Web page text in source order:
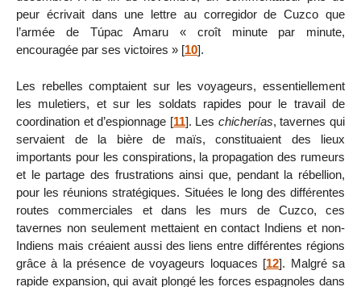
peur écrivait dans une lettre au corregidor de Cuzco que
l’armée de Túpac Amaru « croît minute par minute,
encouragée par ses victoires » [10].
Les rebelles comptaient sur les voyageurs, essentiellement
les muletiers, et sur les soldats rapides pour le travail de
coordination et d’espionnage [11]. Les chicherías, tavernes qui
servaient de la bière de maïs, constituaient des lieux
importants pour les conspirations, la propagation des rumeurs
et le partage des frustrations ainsi que, pendant la rébellion,
pour les réunions stratégiques. Situées le long des différentes
routes commerciales et dans les murs de Cuzco, ces
tavernes non seulement mettaient en contact Indiens et non-
Indiens mais créaient aussi des liens entre différentes régions
grâce à la présence de voyageurs loquaces [12]. Malgré sa
rapide expansion, qui avait plongé les forces espagnoles dans